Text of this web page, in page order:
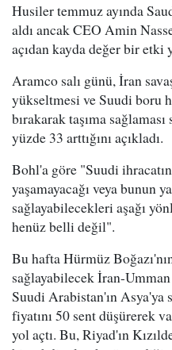
Husiler temmuz ayında
aldı ancak CEO Amin
açıdan kayda değer bir etki
Aramco salı günü, İran
yükseltmesi ve Suudi boru
bırakarak taşıma
yüzde 33 arttığını açıkladı.
Bohl'a göre "Suudi
yaşamayacağı veya bunun
sağlayabilecekleri aşağı
henüz belli değil".
Bu hafta Hürmüz
sağlayabilecek İran-
Suudi Arabistan'ın Asya'ya
fiyatını 50 sent düşürerek
yol açtı. Bu, Riyad'ın